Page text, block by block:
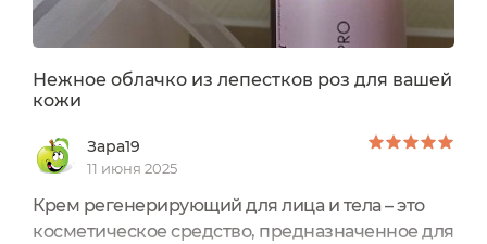
Нежное облачко из лепестков роз для вашей
кожи
Зара19
11 июня 2025
Крем регенерирующий для лица и тела – это
косметическое средство, предназначенное для